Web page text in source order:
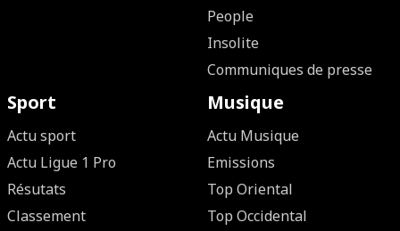
People
Insolite
Communiques de presse
Sport
Actu sport
Actu Ligue 1 Pro
Résutats
Classement
Musique
Actu Musique
Emissions
Top Oriental
Top Occidental